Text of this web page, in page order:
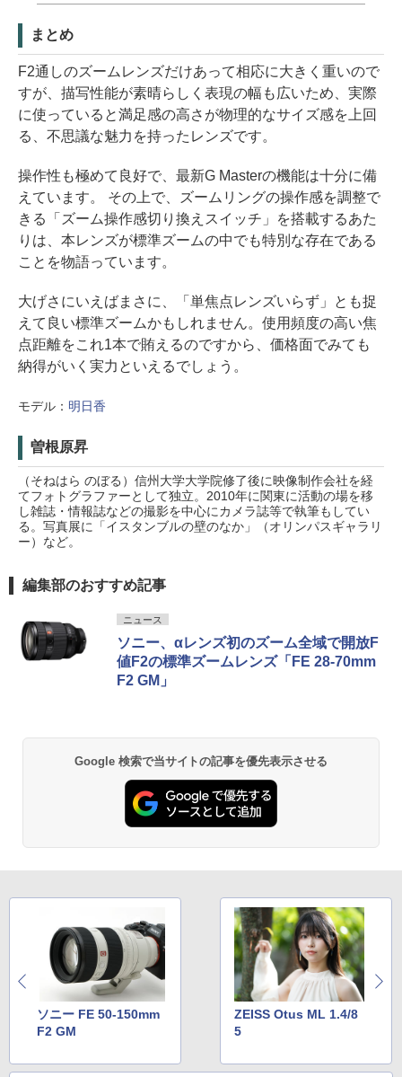
まとめ
F2通しのズームレンズだけあって相応に大きく重いので
すが、描写性能が素晴らしく表現の幅も広いため、実際
に使っていると満足感の高さが物理的なサイズ感を上回
る、不思議な魅力を持ったレンズです。
操作性も極めて良好で、最新G Masterの機能は十分に備
えています。 その上で、ズームリングの操作感を調整で
きる「ズーム操作感切り換えスイッチ」を搭載するあた
りは、本レンズが標準ズームの中でも特別な存在である
ことを物語っています。
大げさにいえばまさに、「単焦点レンズいらず」とも捉
えて良い標準ズームかもしれません。使用頻度の高い焦
点距離をこれ1本で賄えるのですから、価格面でみても
納得がいく実力といえるでしょう。
モデル： 明日香
曽根原昇
（そねはら のぼる）信州大学大学院修了後に映像制作会社を経
てフォトグラファーとして独立。2010年に関東に活動の場を移
し雑誌・情報誌などの撮影を中心にカメラ誌等で執筆もしてい
る。写真展に「イスタンブルの壁のなか」（オリンパスギャラリ
ー）など。
編集部のおすすめ記事
ニュース
ソニー、αレンズ初のズーム全域で開放F
値F2の標準ズームレンズ「FE 28-70mm
F2 GM」
Google 検索で当サイトの記事を優先表示させる
ソニー FE 50-150mm
F2 GM
ZEISS Otus ML 1.4/8
5